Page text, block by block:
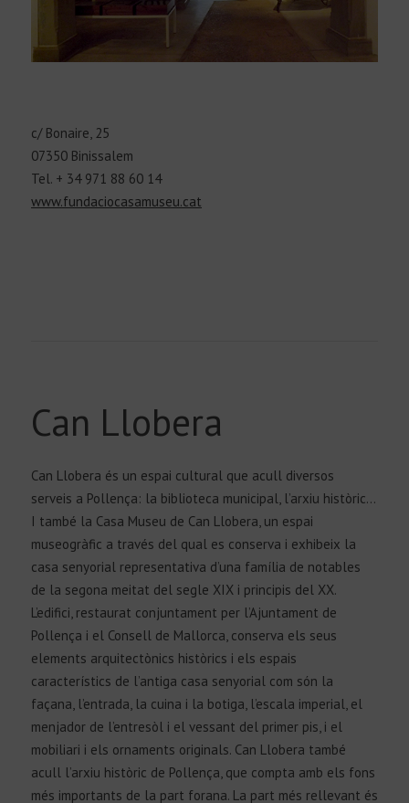
c/ Bonaire, 25
07350 Binissalem
Tel. + 34 971 88 60 14
www.fundaciocasamuseu.cat
Can Llobera
Can Llobera és un espai cultural que acull diversos
serveis a Pollença: la biblioteca municipal, l’arxiu històric…
I també la Casa Museu de Can Llobera, un espai
museogràfic a través del qual es conserva i exhibeix la
casa senyorial representativa d’una família de notables
de la segona meitat del segle XIX i principis del XX.
L’edifici, restaurat conjuntament per l’Ajuntament de
Pollença i el Consell de Mallorca, conserva els seus
elements arquitectònics històrics i els espais
característics de l’antiga casa senyorial com són la
façana, l’entrada, la cuina i la botiga, l’escala imperial, el
menjador de l’entresòl i el vessant del primer pis, i el
mobiliari i els ornaments originals. Can Llobera també
acull l’arxiu històric de Pollença, que compta amb els fons
més importants de la part forana. La part més rellevant és